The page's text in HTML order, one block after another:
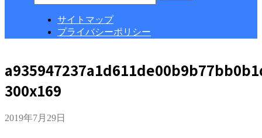
サイトマップ
プライバシーポリシー
300x169
2019年7月29日